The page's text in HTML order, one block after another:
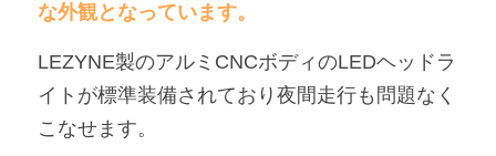
な外観となっています。
LEZYNE製のアルミCNCボディのLEDヘッドラ
イトが標準装備されており夜間走行も問題なく
こなせます。